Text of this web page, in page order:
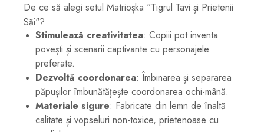
De ce să alegi setul Matrioșka "Tigrul Tavi și Prietenii
Săi"?
Stimulează creativitatea: Copiii pot inventa
povești și scenarii captivante cu personajele
preferate.
Dezvoltă coordonarea: Îmbinarea și separarea
păpușilor îmbunătățește coordonarea ochi-mână.
Materiale sigure: Fabricate din lemn de înaltă
calitate și vopseluri non-toxice, prietenoase cu